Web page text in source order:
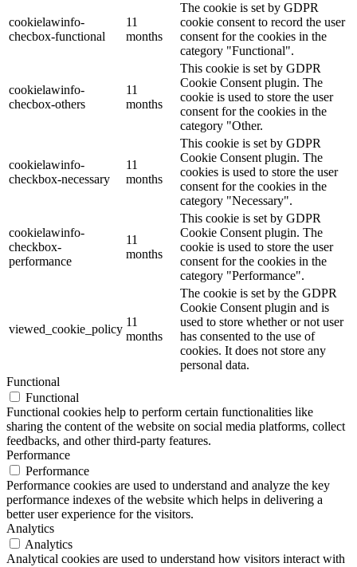
cookielawinfo-
checbox-functional
11
months
The cookie is set by GDPR
cookie consent to record the user
consent for the cookies in the
category "Functional".
cookielawinfo-
checbox-others
11
months
This cookie is set by GDPR
Cookie Consent plugin. The
cookie is used to store the user
consent for the cookies in the
category "Other.
cookielawinfo-
checkbox-necessary
11
months
This cookie is set by GDPR
Cookie Consent plugin. The
cookies is used to store the user
consent for the cookies in the
category "Necessary".
cookielawinfo-
checkbox-
performance
11
months
This cookie is set by GDPR
Cookie Consent plugin. The
cookie is used to store the user
consent for the cookies in the
category "Performance".
viewed_cookie_policy
11
months
The cookie is set by the GDPR
Cookie Consent plugin and is
used to store whether or not user
has consented to the use of
cookies. It does not store any
personal data.
Functional
Functional
Functional cookies help to perform certain functionalities like
sharing the content of the website on social media platforms, collect
feedbacks, and other third-party features.
Performance
Performance
Performance cookies are used to understand and analyze the key
performance indexes of the website which helps in delivering a
better user experience for the visitors.
Analytics
Analytics
Analytical cookies are used to understand how visitors interact with